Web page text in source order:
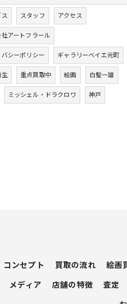
スタッフ アクセス
アートフラール
バシーポリシー ギャラリーベイエ元町
生 重点買取中 絵画 白髪一雄
ミッシェル・ドラクロワ 神戸
コンセプト 買取の流れ 絵画
メディア 店舗の特徴 査定